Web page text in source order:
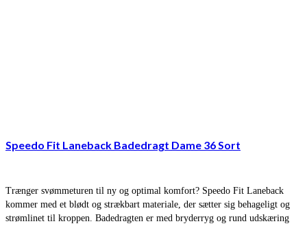
Speedo Fit Laneback Badedragt Dame 36 Sort
Trænger svømmeturen til ny og optimal komfort? Speedo Fit Laneback
kommer med et blødt og strækbart materiale, der sætter sig behageligt og
strømlinet til kroppen. Badedragten er med bryderryg og rund udskæring